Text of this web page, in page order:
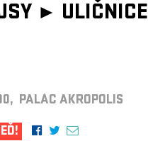
► ULIČNICE
PALÁC AKROPOLIS